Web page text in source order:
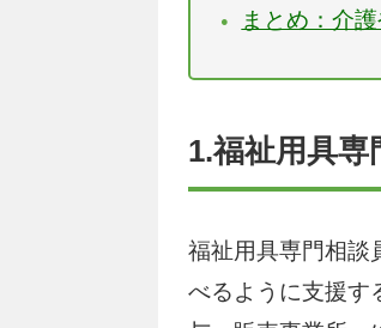
まとめ：介
1.福祉用具専
福祉用具専門相談
べるように支援す